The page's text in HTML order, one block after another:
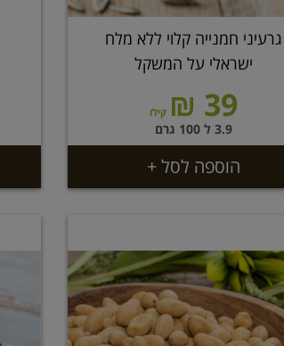
גרעיני חמנייה קלוי ללא מלח
ישראלי על המשקל
39 ₪ קילו
3.9 ל 100 גרם
הוספה לסל +